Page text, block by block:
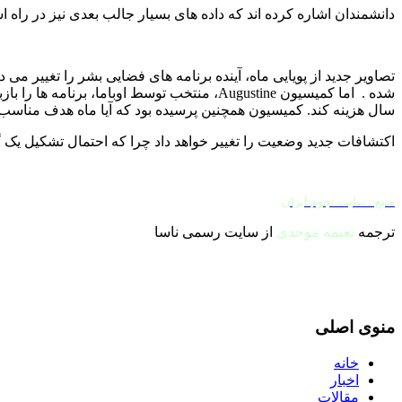
دانشمندان اشاره کرده اند که داده های بسیار جالب بعدی نیز در
شده . اما کمیسیون Augustine
سال هزینه کند. کمیسیون همچنین پرسیده بود که آیا ماه هدف
اکتشافات جدید وضعیت را تغییر خواهد داد چرا که احتمال تشکیل
منبع : سایت نجوم ایران
ترجمه نعیمه موحدی از سایت رسمی ناسا
منوی اصلی
خانه
اخبار
مقالات